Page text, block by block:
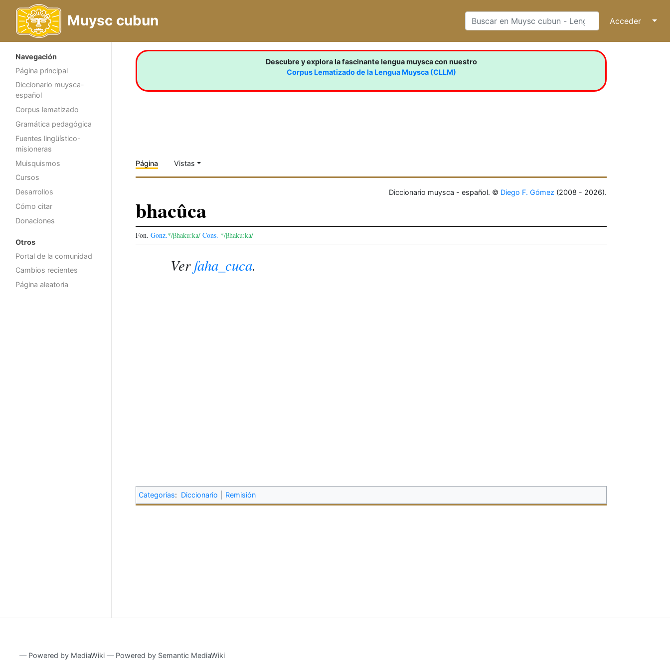
Muysc cubun Acceder ↓
Navegación
Página principal
Diccionario muysca-
español
Corpus lematizado
Gramática pedagógica
Fuentes lingüístico-
misioneras
Muisquismos
Cursos
Desarrollos
Cómo citar
Donaciones
Otros
Portal de la comunidad
Cambios recientes
Página aleatoria
Descubre y explora la fascinante lengua muysca con nuestro
Corpus Lematizado de la Lengua Muysca (CLLM)
Página Vistas
Diccionario muysca - español. © Diego F. Gómez (2008 - 2026).
bhacûca
Fon. Gonz.*/βhakuːka/ Cons. */βhakuːka/
Verfaha_cuca.
Categorías: Diccionario Remisión
― Powered by MediaWiki ― Powered by Semantic MediaWiki